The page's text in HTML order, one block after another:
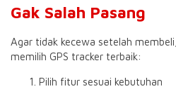
Gak Salah Pasang
Agar tidak kecewa setelah
memilih GPS tracker terbaik:
Pilih fitur sesuai kebutuhan